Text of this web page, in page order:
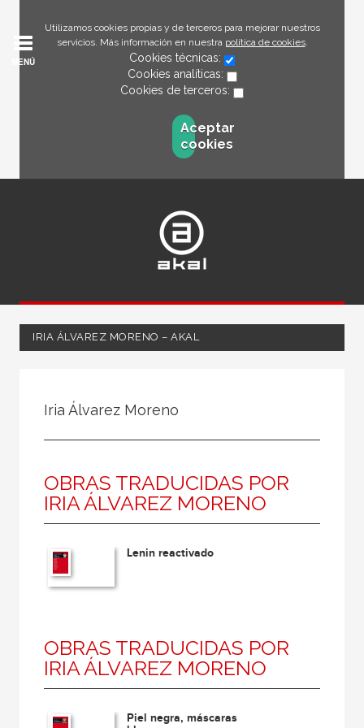
Utilizamos cookies propias y de terceros para mejorar nuestros
servicios. Más información en nuestra política de cookies.
Cookies técnicas:
Cookies analíticas:
Cookies de terceros:
Aceptar
cookies
MENÚ
IRIA ÁLVAREZ MORENO – AKAL
Coordinador
Editor
Escritor
Escritora
Prologuista
Traductor
Iria Álvarez Moreno
OBRAS TRADUCIDAS POR
IRIA ÁLVAREZ MORENO
Lenin reactivado
OBRAS TRADUCIDAS POR
IRIA ÁLVAREZ MORENO
Piel negra, máscaras